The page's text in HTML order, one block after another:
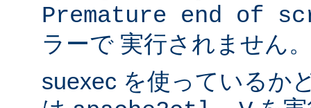
Premature end of
ラーで 実行されません
suexec を使っているか